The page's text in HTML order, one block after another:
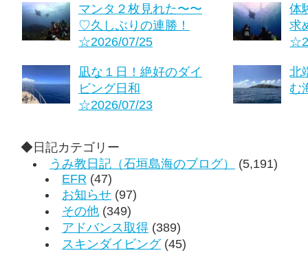
マンタ２枚見れた〜〜
♡久しぶりの連勝！
☆2026/07/25
体
求
凪な１日！絶好のダイ
ビング日和
☆2026/07/23
北
む
◆日記カテゴリー
うみ教日記（石垣島海のブログ）
(5,191)
EFR (47)
お知らせ (97)
その他 (349)
アドバンス取得 (389)
スキンダイビング(45)